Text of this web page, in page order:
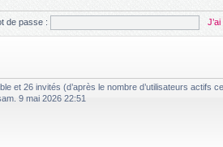
de passe :
et 26 invités (d’après le nombre d’utilisateurs actifs
9 mai 2026 22:51